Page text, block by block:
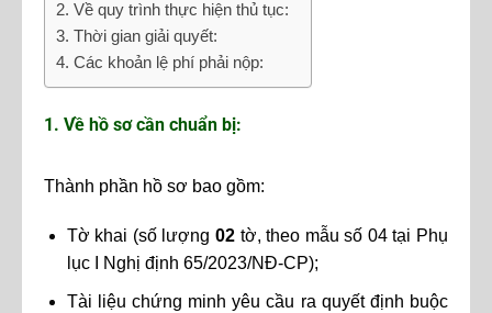
2. Về quy trình thực hiện thủ tục:
3. Thời gian giải quyết:
4. Các khoản lệ phí phải nộp:
1. Về hồ sơ cần chuẩn bị:
Thành phần hồ sơ bao gồm:
Tờ khai (số lượng02 tờ, theo mẫu số 04 tại Phụ
lục I Nghị định 65/2023/NĐ-CP);
Tài liệu chứng minh yêu cầu ra quyết định buộc